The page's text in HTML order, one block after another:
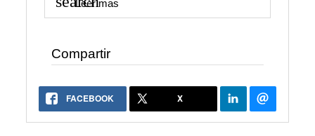
Leer mas
Compartir
FACEBOOK X